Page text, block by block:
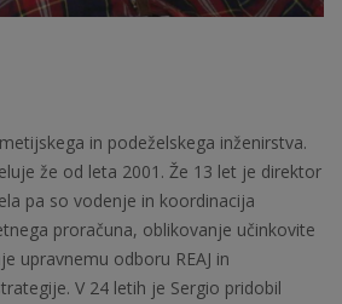
in podeželskega inženirstva.
že od leta 2001. Že 13 let je direktor
pa so vodenje in koordinacija
proračuna, oblikovanje učinkovite
upravnemu odboru REAJ in
V 24 letih je Sergio pridobil